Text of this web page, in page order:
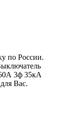
по России.
3ф 35кА
Вас.